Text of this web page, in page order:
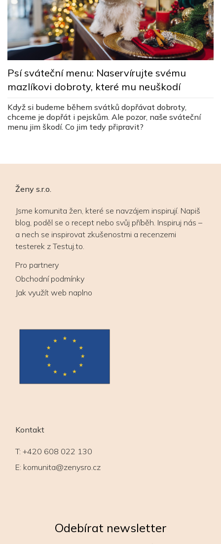
Psí sváteční menu: Naservírujte svému
mazlíkovi dobroty, které mu neuškodí
Když si budeme během svátků dopřávat dobroty,
chceme je dopřát i pejskům. Ale pozor, naše sváteční
menu jim škodí. Co jim tedy připravit?
Ženy s.r.o.
Jsme komunita žen, které se navzájem inspirují. Napiš
blog, poděl se o recept nebo svůj příběh. Inspiruj nás –
a nech se inspirovat zkušenostmi a recenzemi
testerek z Testuj.to.
Pro partnery
Obchodní podmínky
Jak využít web naplno
Kontakt
T: +420 608 022 130
E: komunita@zenysro.cz
Odebírat newsletter